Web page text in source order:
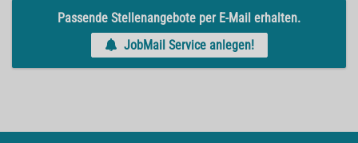
Passende Stellenangebote per E-Mail erhalten.
JobMail Service anlegen!